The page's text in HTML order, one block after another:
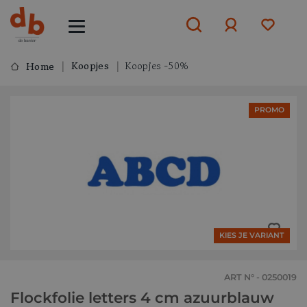
Home Koopjes Koopjes -50%
PROMO
KIES JE VARIANT
ART N° - 0250019
Flockfolie letters 4 cm azuurblauw